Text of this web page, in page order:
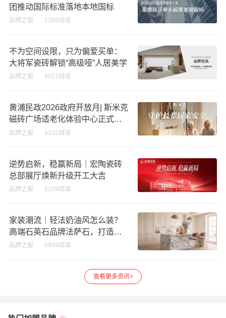
团推动国际标准落地本地国标
品牌之窗 1388阅读
不为空间设限，只为偏爱买单：
大将军瓷砖解锁“高级哑”人居美学
品牌之窗 4027阅读
黄浦民政2026政府开放月| 斯米克
磁砖广场适老化体验中心正式亮
相
品牌之窗 4232阅读
逆势启新，稳赢新局｜宏陶瓷砖
总部展厅焕新升级开工大吉
品牌之窗 6228阅读
家装潮流｜轻法奶油风怎么装？
高端石英石品牌法萨石，打造质
感橱柜台面
品牌之窗 6849阅读
查看更多资讯>